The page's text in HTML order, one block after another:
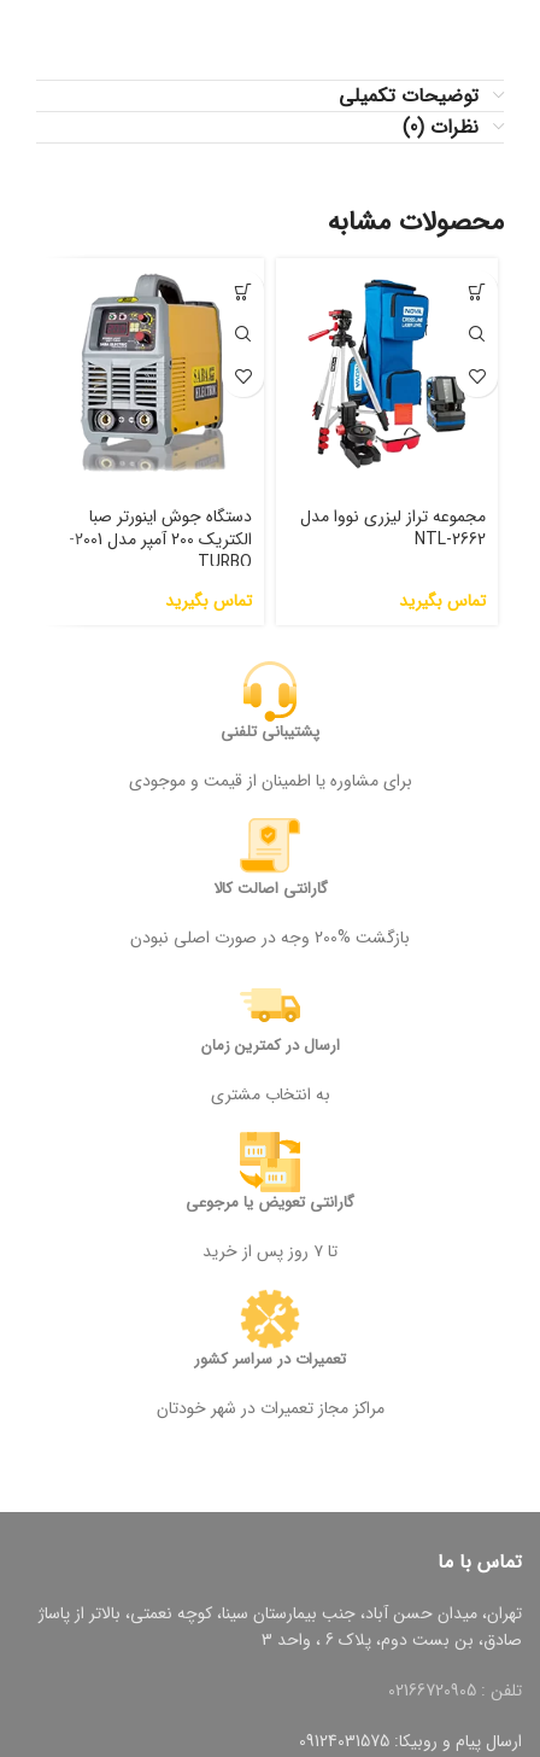
توضیحات تکمیلی
نظرات (0)
محصولات مشابه
مجموعه تراز لیزری نووا مدل
NTL-2662
تماس بگیرید
دستگاه جوش اینورتر صبا
الکتریک 200 آمپر مدل 2001-
TURBO
تماس بگیرید
پشتیبانی تلفنی
برای مشاوره یا اطمینان از قیمت و موجودی
گارانتی اصالت کالا
بازگشت %200 وجه در صورت اصلی نبودن
ارسال در کمترین زمان
به انتخاب مشتری
گارانتی تعویض یا مرجوعی
تا ۷ روز پس از خرید
تعمیرات در سراسر کشور
مراکز مجاز تعمیرات در شهر خودتان
تماس با ما
تهران، میدان حسن آباد، جنب بیمارستان سینا، کوچه نعمتی، بالاتر از پاساژ
صادق، بن بست دوم، پلاک 6 ، واحد 3
تلفن : 02166720905
ارسال پیام و روبیکا: 09124031575